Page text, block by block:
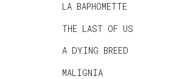
LA BAPHOMETTE
THE LAST OF US
A DYING BREED
MALIGNIA